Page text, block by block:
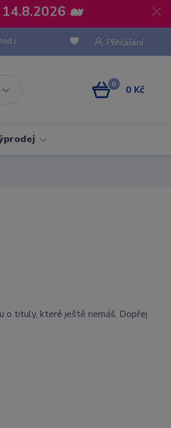
14.8.2026 🐋
Přihlášení
0 0 Kč
o tituly, které ještě nemáš. Dopřej